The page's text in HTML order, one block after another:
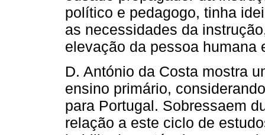
político e pedagogo, tinha
as necessidades da
elevação da pessoa
D. António da Costa mostra
ensino primário,
para Portugal. Sobressaem
relação a este ciclo de